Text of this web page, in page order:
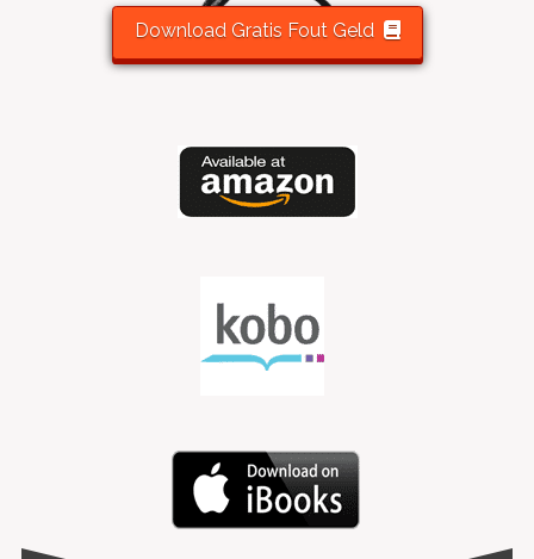
Download Gratis Fout Geld